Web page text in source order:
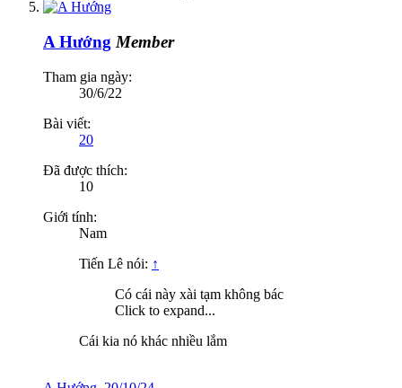
A Hướng Member
Tham gia ngày:
30/6/22
Bài viết:
20
Đã được thích:
10
Giới tính:
Nam
Tiến Lê nói: ↑
Có cái này xài tạm không bác
Click to expand...
Cái kia nó khác nhiều lắm